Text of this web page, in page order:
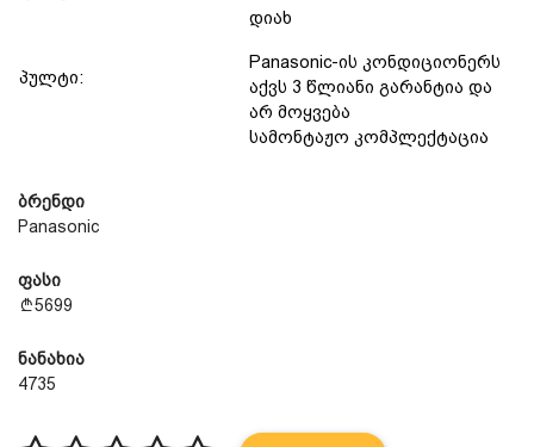
პულტი:
დიახ
Panasonic-ის კონდიციონერს
აქვს 3 წლიანი გარანტია და
არ მოყვება
სამონტაჟო კომპლექტაცია
ბრენდი
Panasonic
ფასი
5699
ნანახია
4735